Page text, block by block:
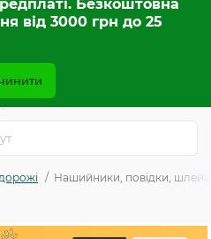
Безкоштовна
від 3000 грн до 25
Нашийники, повідки,